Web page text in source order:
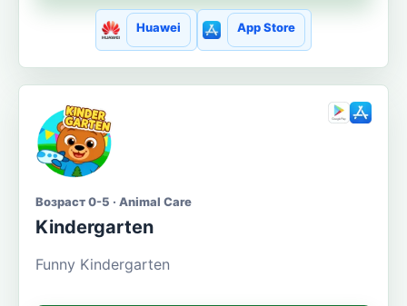
Huawei App Store
Возраст 0-5 · Animal Care
Kindergarten
Funny Kindergarten